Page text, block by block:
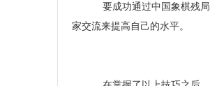
要成功通过中国象棋残局
家交流来提高自己的水平。